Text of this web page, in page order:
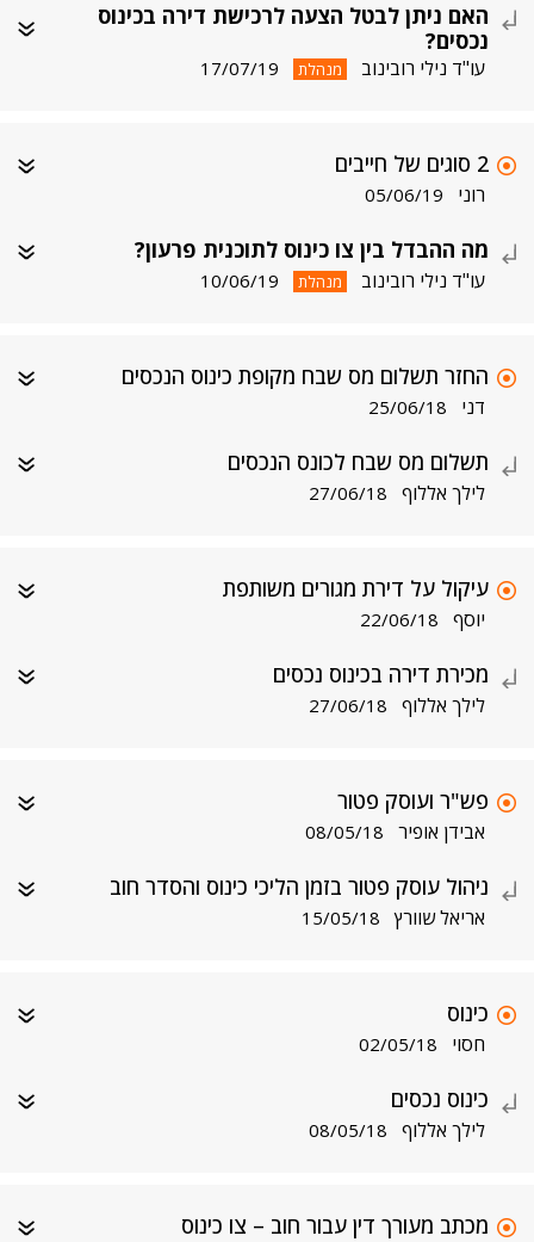
האם ניתן לבטל הצעה לרכישת דירה בכינוס
נכסים?
עו"ד נילי רובינוב מנהלת 17/07/19
2 סוגים של חייבים
רוני 05/06/19
מה ההבדל בין צו כינוס לתוכנית פרעון?
עו"ד נילי רובינוב מנהלת 10/06/19
החזר תשלום מס שבח מקופת כינוס הנכסים
דני 25/06/18
תשלום מס שבח לכונס הנכסים
לילך אללוף 27/06/18
עיקול על דירת מגורים משותפת
יוסף 22/06/18
מכירת דירה בכינוס נכסים
לילך אללוף 27/06/18
פש"ר ועוסק פטור
אבידן אופיר 08/05/18
ניהול עוסק פטור בזמן הליכי כינוס והסדר חוב
אריאל שוורץ 15/05/18
כינוס
חסוי 02/05/18
כינוס נכסים
לילך אללוף 08/05/18
מכתב מעורך דין עבור חוב – צו כינוס